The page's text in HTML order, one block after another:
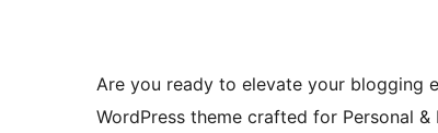
Are you ready to elevate your blogging
WordPress theme crafted for Personal &